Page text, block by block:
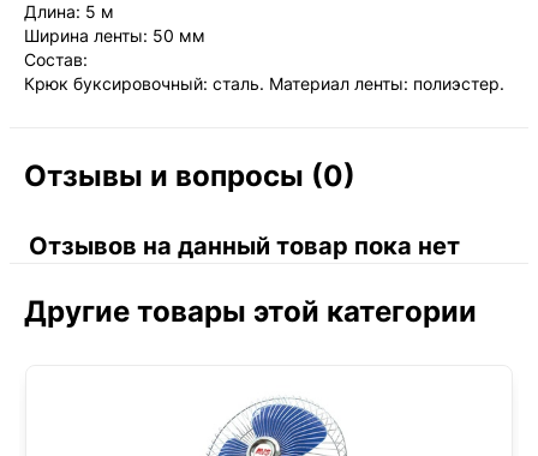
Длина: 5 м
Ширина ленты: 50 мм
Состав:
Крюк буксировочный: сталь. Материал ленты: полиэстер.
Отзывы и вопросы (0)
Отзывов на данный товар пока нет
Другие товары этой категории